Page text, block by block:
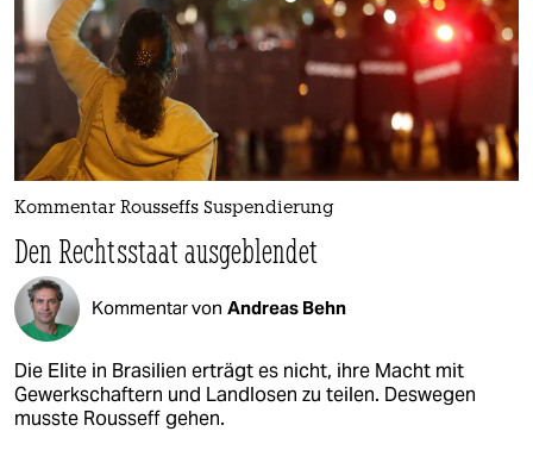
Kommentar Rousseffs Suspendierung
Den Rechtsstaat ausgeblendet
Kommentar von Andreas Behn
Die Elite in Brasilien erträgt es nicht, ihre Macht mit
Gewerkschaftern und Landlosen zu teilen. Deswegen
musste Rousseff gehen.